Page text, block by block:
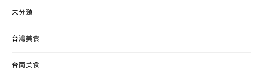
未分類
台灣美食
台南美食